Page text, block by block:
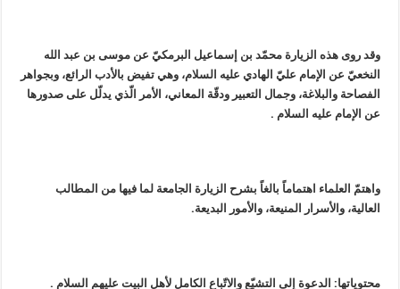
وقد روى هذه الزيارة محمّد بن إسماعيل البرمكيّ عن موسى بن عبد الله
النخعيّ عن الإمام عليّ الهادي عليه السلام، وهي تفيض بالأدب الرائع، وبجواهر
الفصاحة والبلاغة، وجمال التعبير ودقّة المعاني، الأمر الّذي يدلّل على صدورها
عن الإمام عليه السلام .
واهتمّ العلماء اهتماماً بالغاً بشرح الزيارة الجامعة لما فيها من المطالب
العالية، والأسرار المنيعة، والأمور البديعة.
محتوياتها: الدعوة إلى التشيّع والاتّباع الكامل لأهل البيت عليهم السلام .